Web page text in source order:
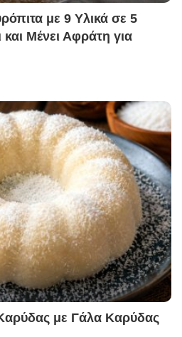
με 9 Υλικά σε 5
Μένει Αφράτη για
με Γάλα Καρύδας